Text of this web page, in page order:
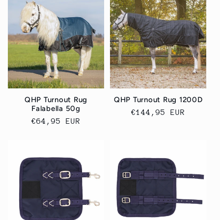
QHP Turnout Rug
Falabella 50g
Ordinarie
€64,95 EUR
QHP Turnout Rug 1200D
Ordinarie
€144,95 EUR